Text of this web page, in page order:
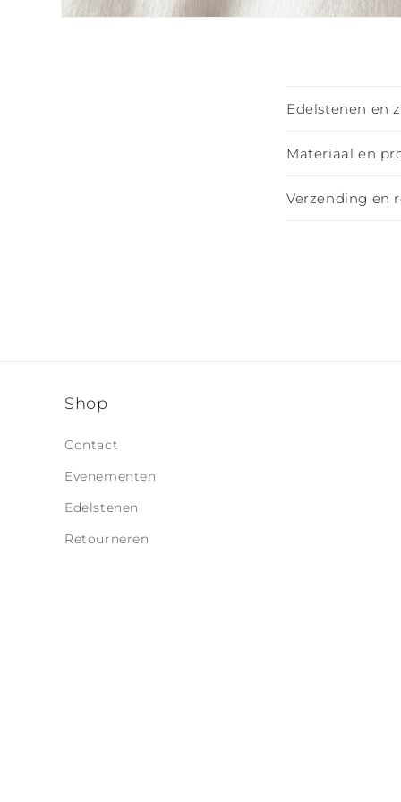
I
k
a
Edelstenen en
Materiaal en
Verzending en
Shop
Contact
Evenementen
Edelstenen
Retourneren